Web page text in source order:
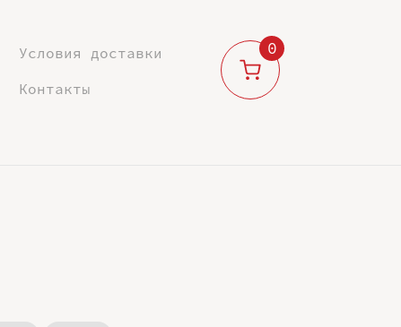
Условия доставки
Контакты
0